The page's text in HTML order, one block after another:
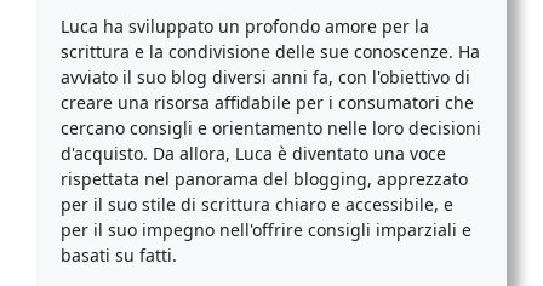
Luca ha sviluppato un profondo amore per la
scrittura e la condivisione delle sue conoscenze. Ha
avviato il suo blog diversi anni fa, con l'obiettivo di
creare una risorsa affidabile per i consumatori che
cercano consigli e orientamento nelle loro decisioni
d'acquisto. Da allora, Luca è diventato una voce
rispettata nel panorama del blogging, apprezzato
per il suo stile di scrittura chiaro e accessibile, e
per il suo impegno nell'offrire consigli imparziali e
basati su fatti.